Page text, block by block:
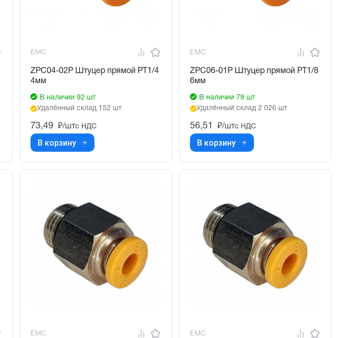
EMC
ZPC04-02P Штуцер прямой PT1/4
4мм
В наличии 92 шт
Удалённый склад 152 шт
73,49 ₽/штс НДС
В корзину
EMC
ZPC06-01P Штуцер прямой PT1/8
6мм
В наличии 79 шт
Удалённый склад 2 026 шт
56,51 ₽/штс НДС
В корзину
EMC EMC